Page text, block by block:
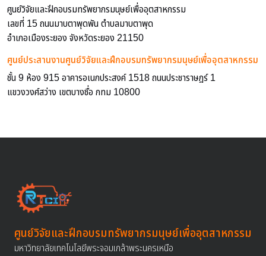
ศูนย์วิจัยและฝึกอบรมทรัพยากรมนุษย์เพื่ออุตสาหกรรม
เลขที่ 15 ถนนมาบตาพุดพัน ตำบลมาบตาพุด
อำเภอเมืองระยอง จังหวัดระยอง 21150
ศูนย์ประสานงานศูนย์วิจัยและฝึกอบรมทรัพยากรมนุษย์เพื่ออุตสาหกรรม
ชั้น 9 ห้อง 915 อาคารอเนกประสงค์ 1518 ถนนประชาราษฎร์ 1
แขวงวงศ์สว่าง เขตบางซื่อ กทม 10800
ศูนย์วิจัยและฝึกอบรมทรัพยากรมนุษย์เพื่ออุตสาหกรรม
มหาวิทยาลัยเทคโนโลยีพระจอมเกล้าพระนครเหนือ